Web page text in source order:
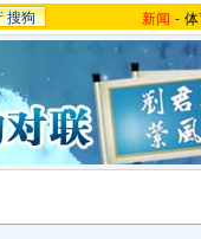
搜狗 新闻 -